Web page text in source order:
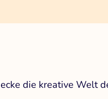
die kreative Welt